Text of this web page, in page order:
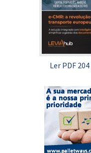
Ler PDF 204